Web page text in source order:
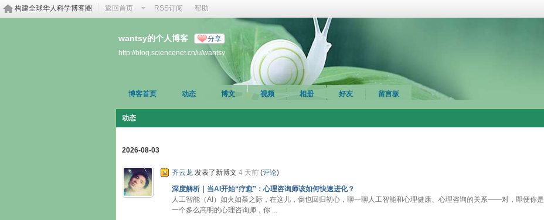
构建全球华人科学博客圈 返回首页 RSS订阅 帮助
wantsy的个人博客 分享
http://blog.sciencenet.cn/u/wantsy
博客首页 动态 博文 视频 相册 好友 留言板
动态
2026-08-03
齐云龙 发表了新博文 4 天前 (评论)
深度解析｜当AI开始“疗愈”：心理咨询师该如何快速进化？
人工智能（AI）如火如荼之际，在这儿，倒也回归初心，聊一聊人工智能和心理健康、心理咨询的关系——对，即便你是
一个多么高明的心理咨询师，你 ...